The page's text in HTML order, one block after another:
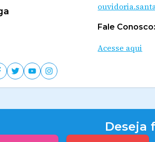
Fale Conosco:
Acesse aqui
Deseja